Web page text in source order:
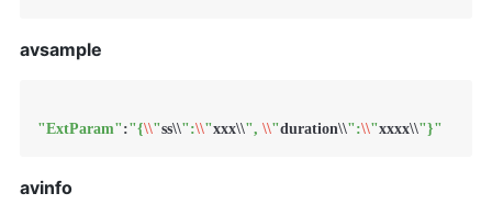
avsample
"ExtParam":"{\\"ss\\":\\"xxx\\", \\"duration\\":\\"xxxx\\"}"
avinfo